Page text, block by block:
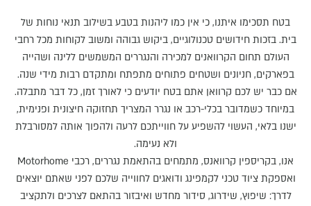
בטח תסכימו איתנו, כי אין כמו ליהנות בטבע בשילוב תנאי נוחות של
בית. בזכות חידושים טכנולוגיים, ביקוש גבוהה ומשוב לקוחות מכל רחבי
העולם תחום הקרוואנים למכירה והנגררים המשמשים ללינה ושהייה
בפארקים, חניונים ושטחים פתוחים מתפתח ומתקדם רבות מידי שנה.
אם כבר יש לכם קרוואן אתם בטח יודעים כי לאורך זמן, כל דבר מתבלה.
במיוחד כשמדובר בכלי-רכב או נגרר המצריך תחזוקה חיצונית ופנימית,
ישנו בלאי, העשוי להשפיע על חווייתכם לרעה ולהפוך אותה למסורבלת
ולא נעימה.
אנו, בקריספין קרוואנס, מתמחים בהתאמת נגררים, רכבי Motorhome
ואספקת ציוד טכני לקמפינג ודואגים לחווייה שלכם לפני שאתם יוצאים
לדרך: שיפוץ, שידרוג, סידור מחדש ואיבזור בהתאם לצרכים ולתקציב